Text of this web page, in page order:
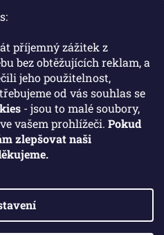
příjemný zážitek z
bez obtěžujících reklam, a
jeho použitelnost,
od vás souhlas se
- jsou to malé soubory,
vašem prohlížeči. Pokud
zlepšovat naši
aby se nepoškodily?
elegance, tradice a luxusu. ...
Shoptet